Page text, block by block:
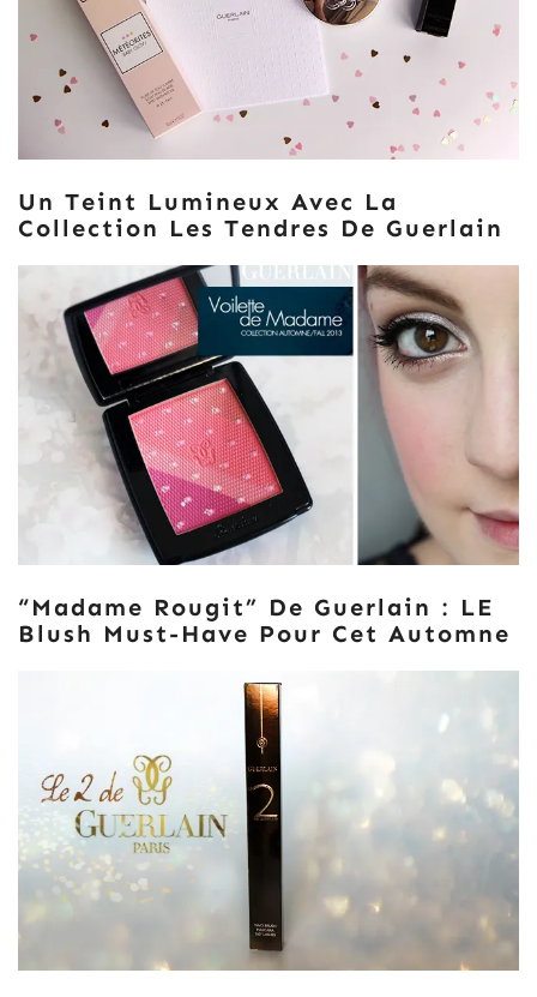
Un Teint Lumineux Avec La
Collection Les Tendres De Guerlain
“Madame Rougit” De Guerlain : LE
Blush Must-Have Pour Cet Automne